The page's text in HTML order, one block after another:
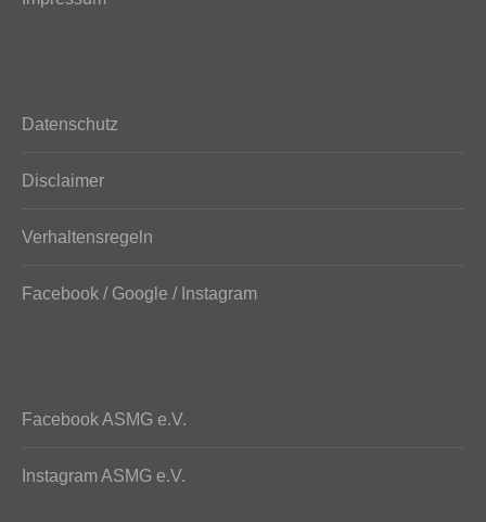
Datenschutz
Disclaimer
Verhaltensregeln
Facebook / Google / Instagram
Facebook ASMG e.V.
Instagram ASMG e.V.